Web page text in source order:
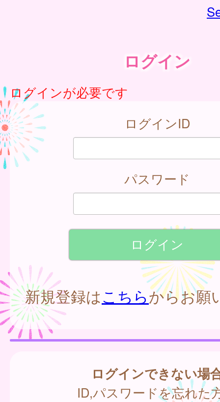
ログイン
ログインが必要です
ログインID
パスワード
新規登録はこちらからお願
ログインできない場
ID,パスワードを忘れた